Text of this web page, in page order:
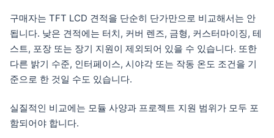
구매자는 TFT LCD 견적을 단순히 단가만으로 비교해서는 안
됩니다. 낮은 견적에는 터치, 커버 렌즈, 금형, 커스터마이징, 테
스트, 포장 또는 장기 지원이 제외되어 있을 수 있습니다. 또한
다른 밝기 수준, 인터페이스, 시야각 또는 작동 온도 조건을 기
준으로 한 것일 수도 있습니다.
실질적인 비교에는 모듈 사양과 프로젝트 지원 범위가 모두 포
함되어야 합니다.